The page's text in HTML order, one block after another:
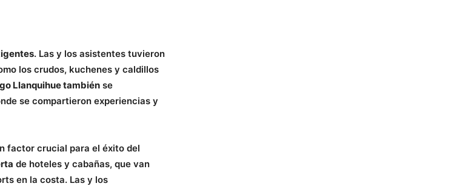
. Las y los asistentes tuvieron
los crudos, kuchenes y caldillos
Llanquihue también se
se compartieron experiencias y
factor crucial para el éxito del
de hoteles y cabañas, que van
en la costa. Las y los